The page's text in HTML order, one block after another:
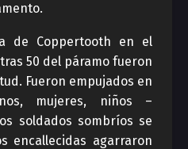
de Coppertooth en el
50 del páramo fueron
Fueron empujados en
mujeres, niños –
soldados sombríos se
encallecidas agarraron